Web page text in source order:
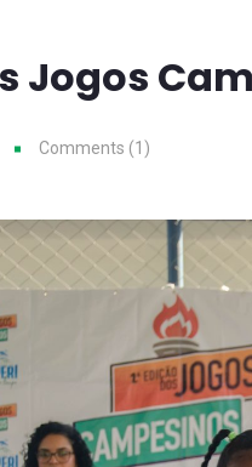
Jogos
Comments (1)